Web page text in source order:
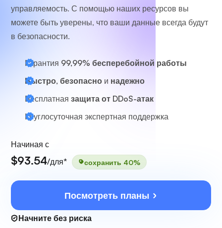
управляемость. С помощью наших ресурсов вы
можете быть уверены, что ваши данные всегда будут
в безопасности.
Гарантия 99,99% бесперебойной работы
Быстро, безопасно и надежно
Бесплатная защита от DDoS-атак
Круглосуточная экспертная поддержка
Начиная с
$93.54/для* сохранить 40%
Посмотреть планы
Начните без риска